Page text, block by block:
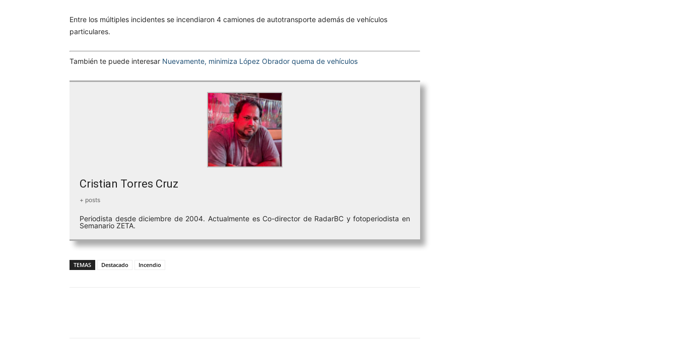
Entre los múltiples incidentes se incendiaron 4 camiones de autotransporte además de vehículos
particulares.
También te puede interesar Nuevamente, minimiza López Obrador quema de vehículos
Cristian Torres Cruz
+ posts
Periodista desde diciembre de 2004. Actualmente es Co-director de RadarBC y fotoperiodista en
Semanario ZETA.
TEMAS Destacado Incendio